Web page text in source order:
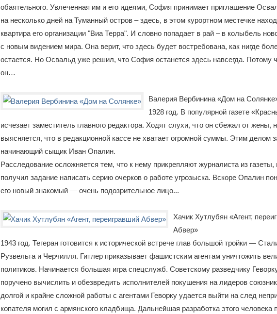
обаятельного. Увлеченная им и его идеями, София принимает приглашение
на несколько дней на Туманный остров – здесь, в этом курортном местечке
квартира его организации "Виа Терра". И словно попадает в рай – в колыбель
с новым видением мира. Она верит, что здесь будет востребована, как нигде
остается. Но Освальд уже решил, что София останется здесь навсегда. Потому
он…
Валерия Вербинина «Дом на
1928 год. В популярной газете
исчезает заместитель главного редактора. Ходят слухи, что он сбежал от жены,
выясняется, что в редакционной кассе не хватает огромной суммы. Этим делом
начинающий сыщик Иван Опалин.
Расследование осложняется тем, что к нему прикрепляют журналиста из газеты,
получил задание написать серию очерков о работе угрозыска. Вскоре Опалин
его новый знакомый — очень подозрительное лицо...
Хачик Хутлубян «Агент,
Абвер»
1943 год. Тегеран готовится к исторической встрече глав большой тройки —
Рузвельта и Черчилля. Гитлер приказывает фашистским агентам уничтожить
политиков. Начинается большая игра спецслужб. Советскому разведчику
поручено вычислить и обезвредить исполнителей покушения на лидеров
долгой и крайне сложной работы с агентами Геворку удается выйти на след
копателя могил с армянского кладбища. Дальнейшая разработка этого человека